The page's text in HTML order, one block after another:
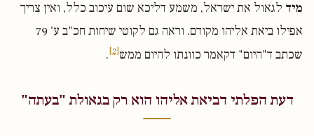
מיד לגאול את ישראל, משמע דליכא שום עיכוב כלל, ואין צריך
אפילו ביאת אליהו מקודם. וראה גם לקוטי שיחות חכ"ב ע' 79
שכתב ד"היום" דקאמר כוונתו להיום ממש[2]
.
דעת הפלתי דביאת אליהו הוא רק בגאולת "בעתה"